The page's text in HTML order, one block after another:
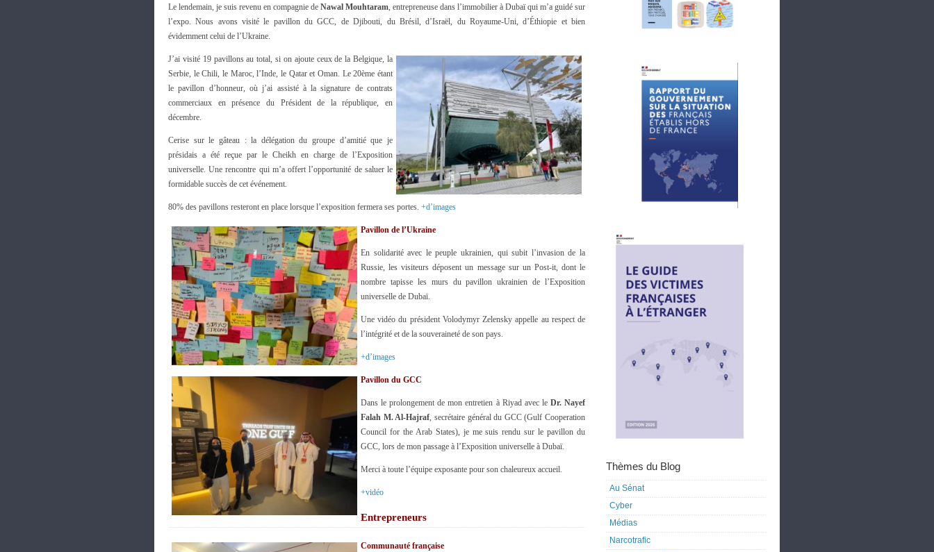
Le lendemain, je suis revenu en compagnie de Nawal Mouhtaram, entrepreneuse dans l’immobilier à Dubaï qui m’a guidé sur
l’expo. Nous avons visité le pavillon du GCC, de Djibouti, du Brésil, d’Israël, du Royaume-Uni, d’Éthiopie et bien
évidemment celui de l’Ukraine.
J’ai visité 19 pavillons au total, si on ajoute ceux de la Belgique, la
Serbie, le Chili, le Maroc, l’Inde, le Qatar et Oman. Le 20ème étant
le pavillon d’honneur, où j’ai assisté à la signature de contrats
commerciaux en présence du Président de la république, en
décembre.
Cerise sur le gâteau : la délégation du groupe d’amitié que je
présidais a été reçue par le Cheikh en charge de l’Exposition
universelle. Une rencontre qui m’a offert l’opportunité de saluer le
formidable succès de cet événement.
80% des pavillons resteront en place lorsque l’exposition fermera ses portes. +d’images
Pavillon de l’Ukraine
En solidarité avec le peuple ukrainien, qui subit l’invasion de la
Russie, les visiteurs déposent un message sur un Post-it, dont le
nombre tapisse les murs du pavillon ukrainien de l’Exposition
universelle de Dubaï.
Une vidéo du président Volodymyr Zelensky appelle au respect de
l’intégrité et de la souveraineté de son pays.
+d’images
Pavillon du GCC
Dans le prolongement de mon entretien à Riyad avec le Dr. Nayef
Falah M. Al-Hajraf, secrétaire général du GCC (Gulf Cooperation
Council for the Arab States), je me suis rendu sur le pavillon du
GCC, lors de mon passage à l’Exposition universelle à Dubaï.
Merci à toute l’équipe exposante pour son chaleureux accueil.
+vidéo
Entrepreneurs
Communauté française
Thèmes du Blog
Au Sénat
Cyber
Médias
Narcotrafic